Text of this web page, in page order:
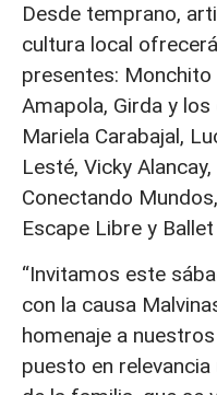
Desde temprano,
cultura local
presentes: Monchito
Amapola, Girda y los
Mariela Carabajal,
Lesté, Vicky
Conectando
Escape Libre y
“Invitamos este
con la causa
homenaje a
puesto en